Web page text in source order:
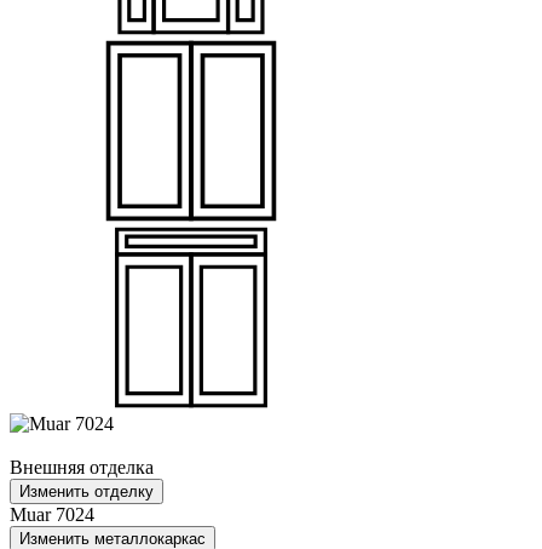
Внешняя отделка
Изменить отделку
Muar 7024
Изменить металлокаркас